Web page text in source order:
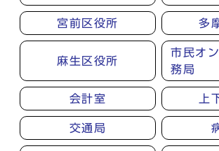
宮前区役所 多
麻生区役所
市民オ
務局
会計室 上
交通局